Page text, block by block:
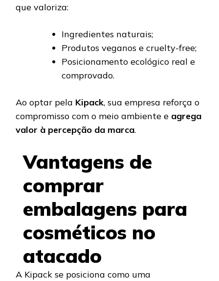
que valoriza:
Ingredientes naturais;
Produtos veganos e cruelty-free;
Posicionamento ecológico real e
comprovado.
Ao optar pela Kipack, sua empresa reforça o
compromisso com o meio ambiente e agrega
valor à percepção da marca.
Vantagens de
comprar
embalagens para
cosméticos no
atacado
A Kipack se posiciona como uma